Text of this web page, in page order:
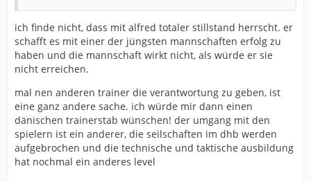
ich finde nicht, dass mit alfred totaler stillstand herrscht. er
schafft es mit einer der jüngsten mannschaften erfolg zu
haben und die mannschaft wirkt nicht, als würde er sie
nicht erreichen.
mal nen anderen trainer die verantwortung zu geben, ist
eine ganz andere sache. ich würde mir dann einen
dänischen trainerstab wünschen! der umgang mit den
spielern ist ein anderer, die seilschaften im dhb werden
aufgebrochen und die technische und taktische ausbildung
hat nochmal ein anderes level